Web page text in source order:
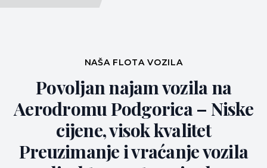
NAŠA FLOTA VOZILA
Povoljan najam vozila na
Aerodromu Podgorica – Niske
cijene, visok kvalitet
Preuzimanje i vraćanje vozila